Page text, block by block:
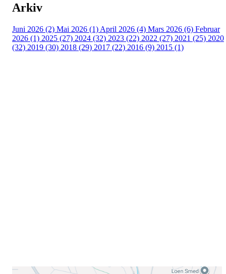
Arkiv
Juni 2026 (2) Mai 2026 (1) April 2026 (4) Mars 2026 (6) Februar
2026 (1) 2025 (27) 2024 (32) 2023 (22) 2022 (27) 2021 (25) 2020
(32) 2019 (30) 2018 (29) 2017 (22) 2016 (9) 2015 (1)